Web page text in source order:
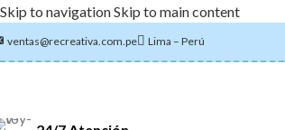
Skip to navigationSkip to main content
ventas@recreativa.com.pe Lima – Perú